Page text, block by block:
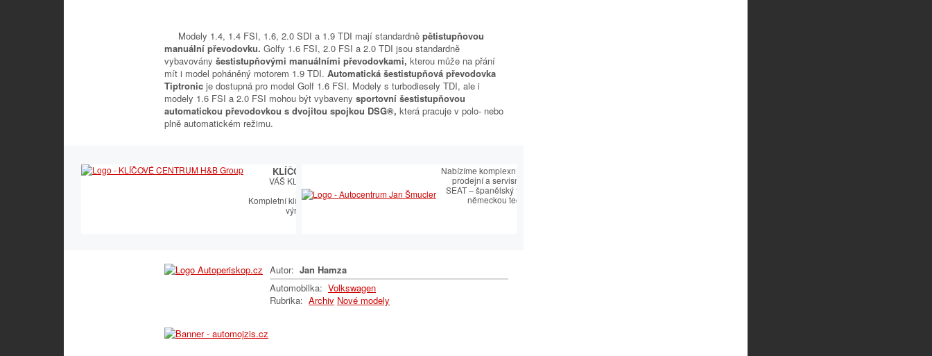
Modely 1.4, 1.4 FSI, 1.6, 2.0 SDI a 1.9 TDI mají standardně pětistupňovou
manuální převodovku. Golfy 1.6 FSI, 2.0 FSI a 2.0 TDI jsou standardně
vybavovány šestistupňovými manuálními převodovkami, kterou může na přání
mít i model poháněný motorem 1.9 TDI. Automatická šestistupňová převodovka
Tiptronic je dostupná pro model Golf 1.6 FSI. Modely s turbodiesely TDI, ale i
modely 1.6 FSI a 2.0 FSI mohou být vybaveny sportovní šestistupňovou
automatickou převodovkou s dvojitou spojkou DSG®, která pracuje v polo- nebo
plně automatickém režimu.
KLÍČOVÉ CENTRUM
VÁŠ KLÍČOVÝ PARTNER
Kompletní klíčařský sortiment včetně
výroby autoklíčů
Nabízíme komplexní služby v oblasti
prodejní a servisní péče SEAT.
SEAT – španělský temperament s
německou technologií
Autor: Jan Hamza
Automobilka: Volkswagen
Rubrika: Archiv Nové modely